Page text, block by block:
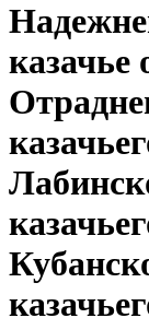
казачье